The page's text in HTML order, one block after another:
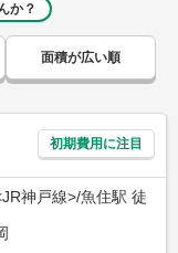
か？
面積が広い順
初期費用に注目
神戸線>/魚住駅 徒